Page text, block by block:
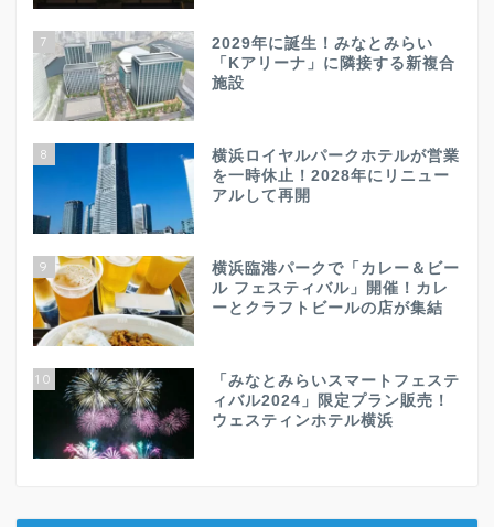
7
2029年に誕生！みなとみらい
「Kアリーナ」に隣接する新複合
施設
8
横浜ロイヤルパークホテルが営業
を一時休止！2028年にリニュー
アルして再開
9
横浜臨港パークで「カレー＆ビー
ル フェスティバル」開催！カレ
ーとクラフトビールの店が集結
10
「みなとみらいスマートフェステ
ィバル2024」限定プラン販売！
ウェスティンホテル横浜